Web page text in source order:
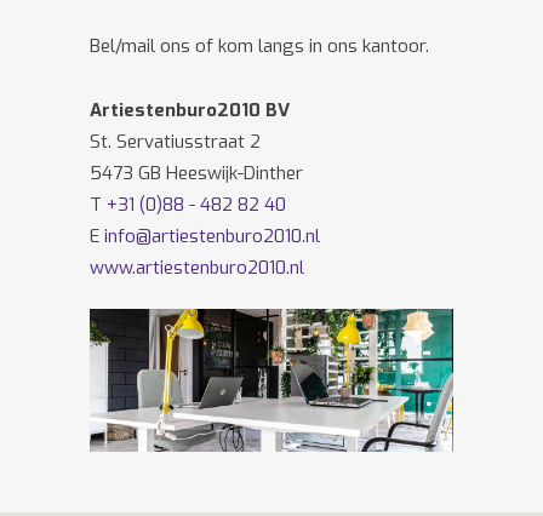
Bel/mail ons of kom langs in ons kantoor.
Artiestenburo2010 BV
St. Servatiusstraat 2
5473 GB Heeswijk-Dinther
T +31 (0)88 - 482 82 40
E info@artiestenburo2010.nl
www.artiestenburo2010.nl
Volg ons ook opFacebookenTwitter